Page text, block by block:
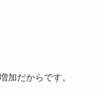
加だからです。